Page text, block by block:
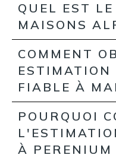
QUEL EST
MAISONS
COMMENT
ESTIMATION
FIABLE À
POURQUOI
À